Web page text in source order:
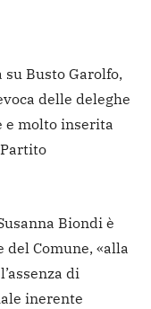
su Busto Garolfo,
delle deleghe
e molto inserita
Biondi è
Comune, «alla
di
inerente